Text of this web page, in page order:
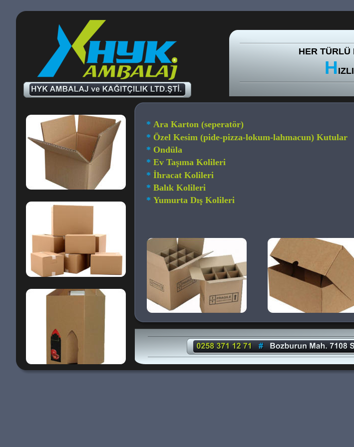
HER
HIZLI
* Ara Karton (seperatör)
* Özel Kesim (pide-pizza-lokum-lahmacun) Kutular
* Ondüla
* Ev Taşıma Kolileri
* İhracat Kolileri
* Balık Kolileri
* Yumurta Dış Kolileri